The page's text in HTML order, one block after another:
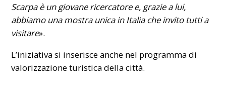
Scarpa è un giovane ricercatore e, grazie a lui,
abbiamo una mostra unica in Italia che invito tutti a
visitare».
L’iniziativa si inserisce anche nel programma di
valorizzazione turistica della città.